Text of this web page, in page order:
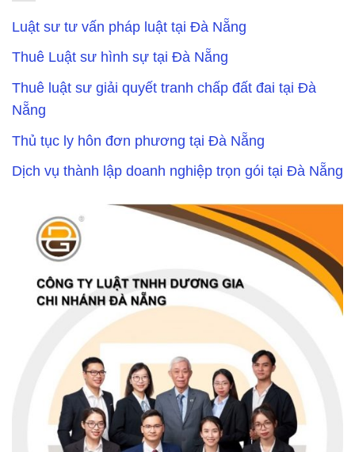
Luật sư tư vấn pháp luật tại Đà Nẵng
Thuê Luật sư hình sự tại Đà Nẵng
Thuê luật sư giải quyết tranh chấp đất đai tại Đà
Nẵng
Thủ tục ly hôn đơn phương tại Đà Nẵng
Dịch vụ thành lập doanh nghiệp trọn gói tại Đà Nẵng